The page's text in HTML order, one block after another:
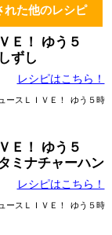
れた他のレシピ
Ｅ！ ゆう５
ずし
レシピはこちら！
ースＬＩＶＥ！ ゆう５時
Ｅ！ ゆう５
ミナチャーハン
レシピはこちら！
ースＬＩＶＥ！ ゆう５時